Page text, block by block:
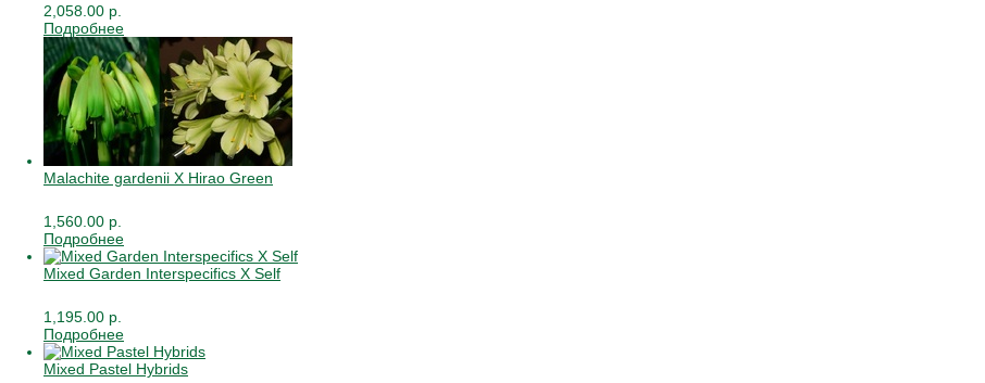
2,058.00 р.
Подробнее
Malachite gardenii X Hirao Green
1,560.00 р.
Подробнее
Mixed Garden Interspecifics X Self
1,195.00 р.
Подробнее
Mixed Pastel Hybrids